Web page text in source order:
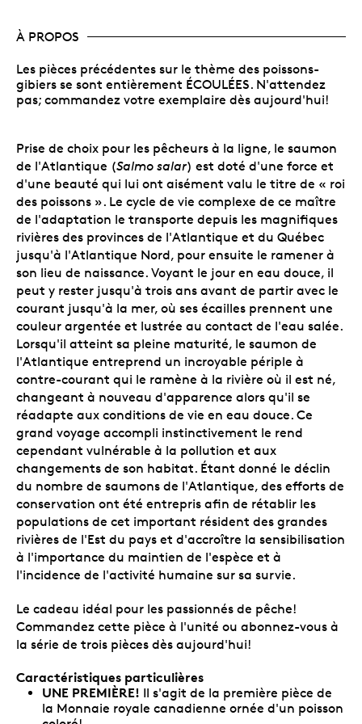
À PROPOS
Les pièces précédentes sur le thème des poissons-
gibiers se sont entièrement ÉCOULÉES. N'attendez
pas; commandez votre exemplaire dès aujourd'hui!
Prise de choix pour les pêcheurs à la ligne, le saumon
de l'Atlantique (Salmo salar) est doté d'une force et
d'une beauté qui lui ont aisément valu le titre de « roi
des poissons ». Le cycle de vie complexe de ce maître
de l'adaptation le transporte depuis les magnifiques
rivières des provinces de l'Atlantique et du Québec
jusqu'à l'Atlantique Nord, pour ensuite le ramener à
son lieu de naissance. Voyant le jour en eau douce, il
peut y rester jusqu'à trois ans avant de partir avec le
courant jusqu'à la mer, où ses écailles prennent une
couleur argentée et lustrée au contact de l'eau salée.
Lorsqu'il atteint sa pleine maturité, le saumon de
l'Atlantique entreprend un incroyable périple à
contre-courant qui le ramène à la rivière où il est né,
changeant à nouveau d'apparence alors qu'il se
réadapte aux conditions de vie en eau douce. Ce
grand voyage accompli instinctivement le rend
cependant vulnérable à la pollution et aux
changements de son habitat. Étant donné le déclin
du nombre de saumons de l'Atlantique, des efforts de
conservation ont été entrepris afin de rétablir les
populations de cet important résident des grandes
rivières de l'Est du pays et d'accroître la sensibilisation
à l'importance du maintien de l'espèce et à
l'incidence de l'activité humaine sur sa survie.
Le cadeau idéal pour les passionnés de pêche!
Commandez cette pièce à l'unité ou abonnez-vous à
la série de trois pièces dès aujourd'hui!
Caractéristiques particulières
UNE PREMIÈRE! Il s'agit de la première pièce de
la Monnaie royale canadienne ornée d'un poisson